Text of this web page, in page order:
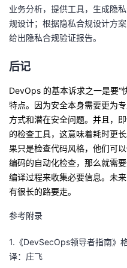
业务分析，提供工具，生成隐
规设计；根据隐私合规设计方
给出隐私合规验证报告。
后记
DevOps 的基本诉求之一是要“
特点。因为安全本身需要更为
方式和潜在安全问题。并且，
的检查工具，这意味着耗时更
果只是检查代码风格，他们可
编码的自动化检查，那么就需
编译过程来收集必要信息。 未
有很长的路要走。
参考附录
1.《DevSecOps领导者指南》
译：庄飞